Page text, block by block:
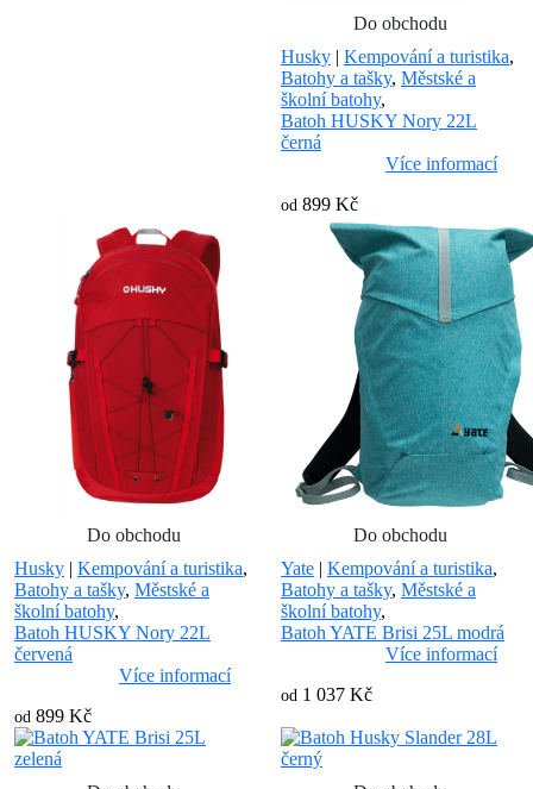
Do obchodu
Husky | Kempování a turistika,
Batohy a tašky, Městské a
školní batohy,
Batoh HUSKY Nory 22L
černá
Více informací
od 899 Kč
Do obchodu
Husky | Kempování a turistika,
Batohy a tašky, Městské a
školní batohy,
Batoh HUSKY Nory 22L
červená
Více informací
od 899 Kč
Do obchodu
Yate | Kempování a turistika,
Batohy a tašky, Městské a
školní batohy,
Batoh YATE Brisi 25L modrá
Více informací
od 1 037 Kč